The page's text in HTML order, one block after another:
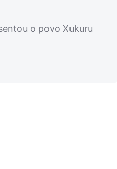
o povo Xukuru